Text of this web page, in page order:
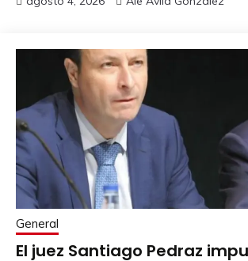
General
El juez Santiago Pedraz